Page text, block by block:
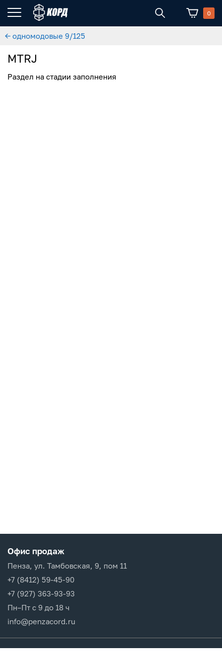
0
← одномодовые 9/125
MTRJ
Раздел на стадии заполнения
Офис продаж
Пенза, ул. Тамбовская, 9, пом 11
+7 (8412) 59-45-90
+7 (927) 363-93-93
Пн–Пт с 9 до 18 ч
info@penzacord.ru
Производители